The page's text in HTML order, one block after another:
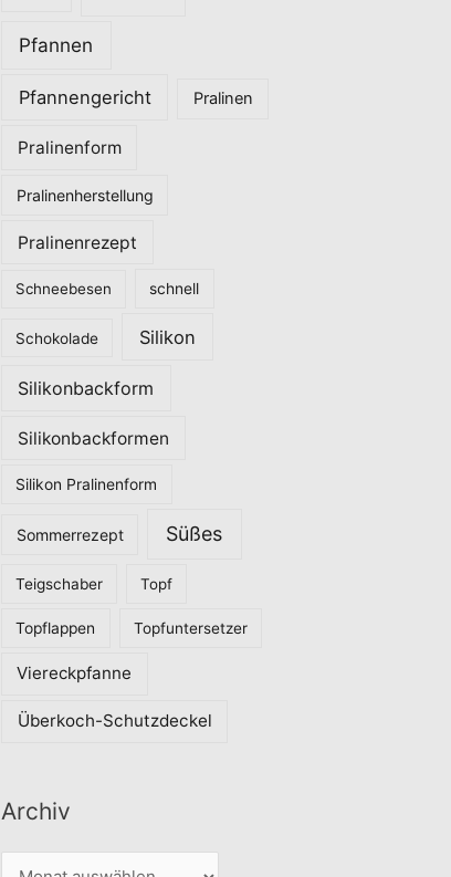
Pfannen
Pfannengericht Pralinen
Pralinenform
Pralinenherstellung
Pralinenrezept
Schneebesen schnell
Schokolade Silikon
Silikonbackform
Silikonbackformen
Silikon Pralinenform
Sommerrezept Süßes
Teigschaber Topf
Topflappen Topfuntersetzer
Viereckpfanne
Überkoch-Schutzdeckel
Archiv